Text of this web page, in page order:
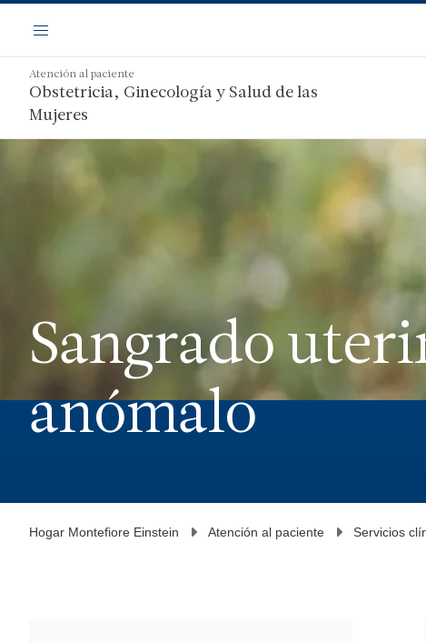
contenido
principal
Navegación
Menú
Atención al paciente
Obstetricia, Ginecología y Salud de las
Mujeres
Sangrado
anómalo
Hogar Montefiore Einstein Atención al paciente Servicios